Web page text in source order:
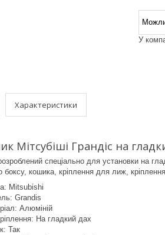
У
Характеристики
Мітсубіші Грандіс на
спеціально для установки на
боксу, кошика, кріплення для лиж,
Mitsubishi
Grandis
Алюміній
На гладкий дах
Так